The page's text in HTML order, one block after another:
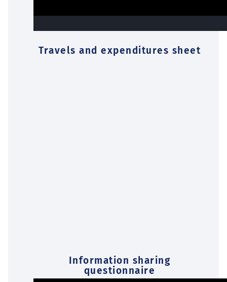
Travels and expenditures sheet
Information sharing
questionnaire